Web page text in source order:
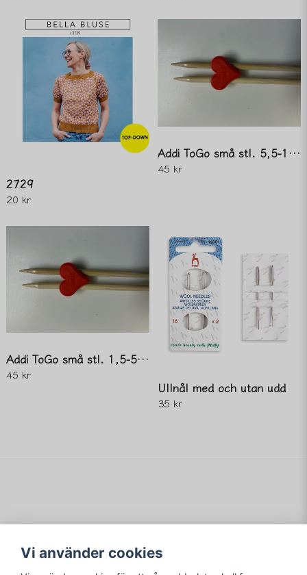
2729
20 kr
Addi ToGo små stl. 5,5-10,0mm
45 kr
Addi ToGo små stl. 1,5-5,0mm
45 kr
Ullnål med och utan udd
35 kr
Skicka fråga
Vi använder cookies